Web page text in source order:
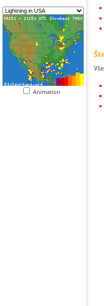
Animation